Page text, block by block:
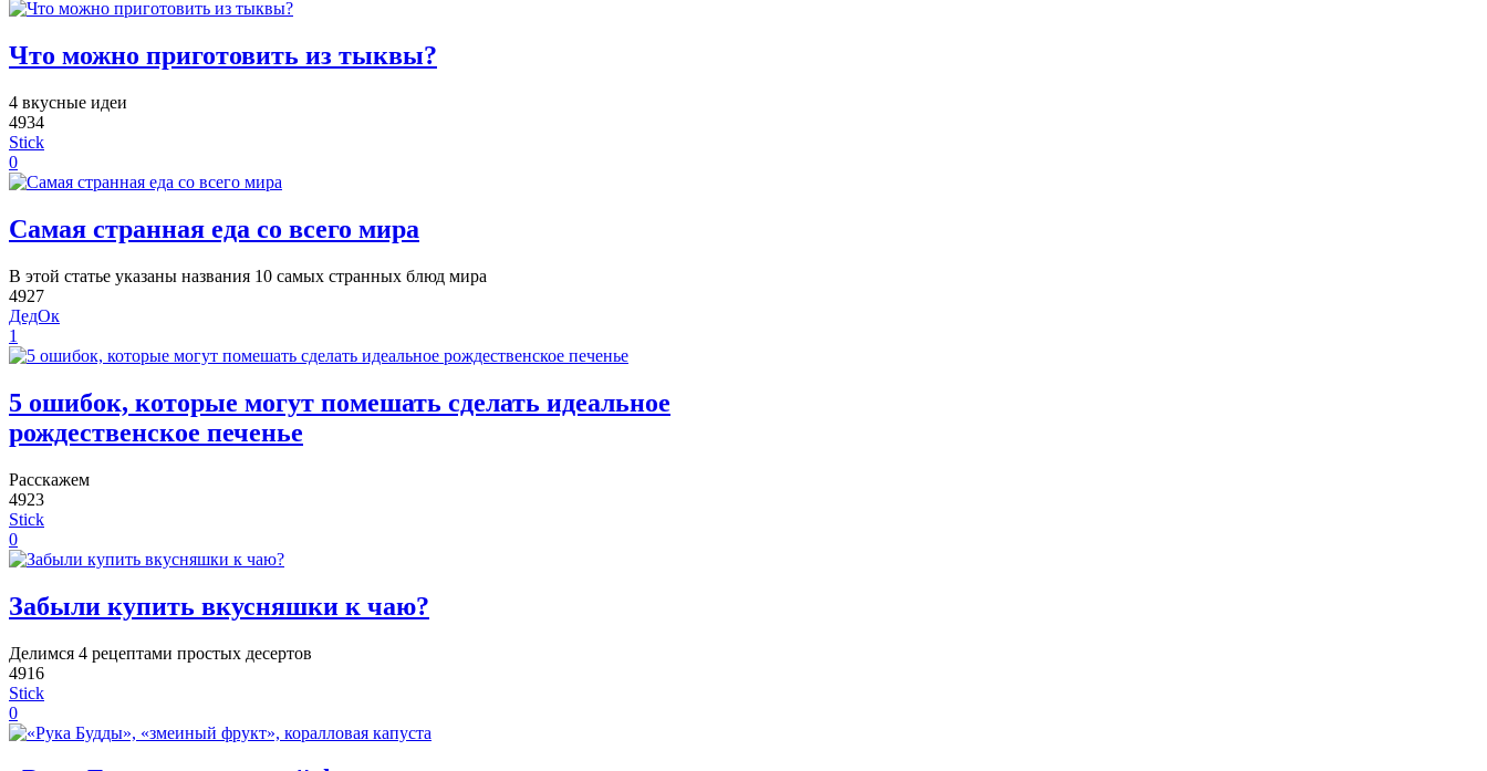
Что можно приготовить из тыквы?
4 вкусные идеи
4934
Stick
0
Самая странная еда со всего мира
В этой статье указаны названия 10 самых странных блюд мира
4927
ДедОк
1
5 ошибок, которые могут помешать сделать идеальное
рождественское печенье
Расскажем
4923
Stick
0
Забыли купить вкусняшки к чаю?
Делимся 4 рецептами простых десертов
4916
Stick
0